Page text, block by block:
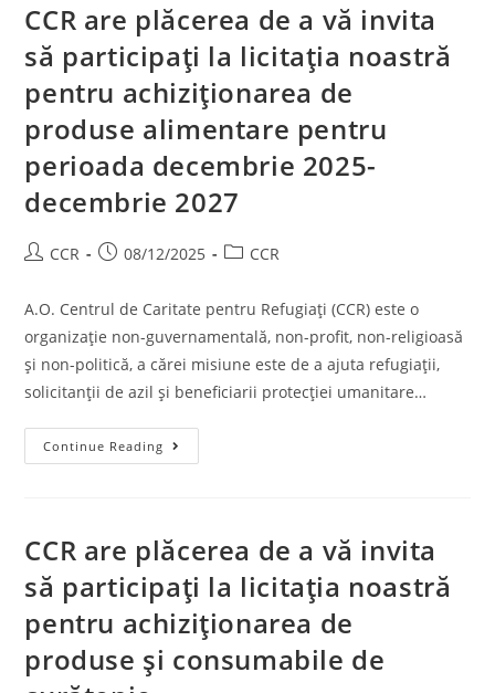
CCR are plăcerea de a vă invita
să participați la licitația noastră
pentru achiziționarea de
produse alimentare pentru
perioada decembrie 2025-
decembrie 2027
CCR 08/12/2025 CCR
A.O. Centrul de Caritate pentru Refugiați (CCR) este o
organizație non-guvernamentală, non-profit, non-religioasă
și non-politică, a cărei misiune este de a ajuta refugiații,
solicitanții de azil și beneficiarii protecției umanitare…
Continue Reading
CCR are plăcerea de a vă invita
să participați la licitația noastră
pentru achiziționarea de
produse și consumabile de